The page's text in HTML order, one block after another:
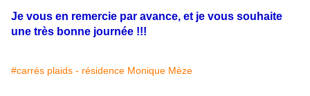
Je vous en remercie par avance, et je vous souhaite
une très bonne journée !!!
#carrés plaids - résidence Monique Mèze